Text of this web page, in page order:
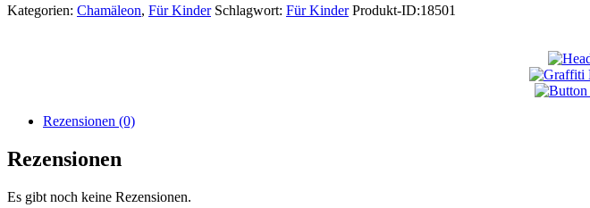
Kategorien: Chamäleon, Für Kinder Schlagwort: Für Kinder Produkt-ID:18501
Rezensionen (0)
Rezensionen
Es gibt noch keine Rezensionen.